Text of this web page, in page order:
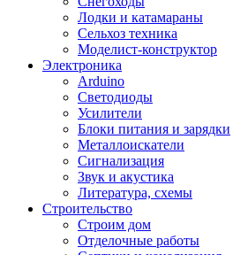
Лодки и катамараны
Сельхоз техника
Моделист-конструктор
Электроника
Arduino
Светодиоды
Усилители
Блоки питания и зарядки
Металлоискатели
Сигнализация
Звук и акустика
Литература, схемы
Строительство
Строим дом
Отделочные работы